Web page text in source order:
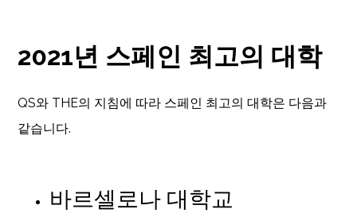
2021년 스페인 최고의 대학
QS와 THE의 지침에 따라 스페인 최고의 대학은 다음과
같습니다.
바르셀로나 대학교